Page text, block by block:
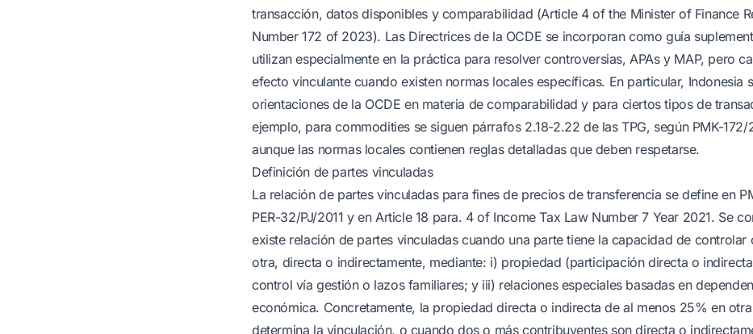
transacción, datos disponibles y comparabilidad (Article 4 of the Minister of Finance
Number 172 of 2023). Las Directrices de la OCDE se incorporan como guía
utilizan especialmente en la práctica para resolver controversias, APAs y MAP, pero
efecto vinculante cuando existen normas locales específicas. En particular, Indonesia
orientaciones de la OCDE en materia de comparabilidad y para ciertos tipos de
ejemplo, para commodities se siguen párrafos 2.18-2.22 de las TPG, según PMK-
aunque las normas locales contienen reglas detalladas que deben respetarse.
Definición de partes vinculadas
La relación de partes vinculadas para fines de precios de transferencia se define en
PER-32/PJ/2011 y en Article 18 para. 4 of Income Tax Law Number 7 Year 2021. Se
existe relación de partes vinculadas cuando una parte tiene la capacidad de controlar
otra, directa o indirectamente, mediante: i) propiedad (participación directa o
control vía gestión o lazos familiares; y iii) relaciones especiales basadas en
económica. Concretamente, la propiedad directa o indirecta de al menos 25% en
determina la vinculación, o cuando dos o más contribuyentes son directa o